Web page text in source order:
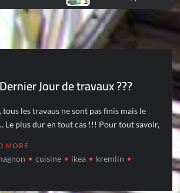
Jour de travaux ???
les travaus ne sont pas finis mais le
Le plus dur en tout cas !!! Pour tout savoir,
MORE
cuisine ikea
kremlin